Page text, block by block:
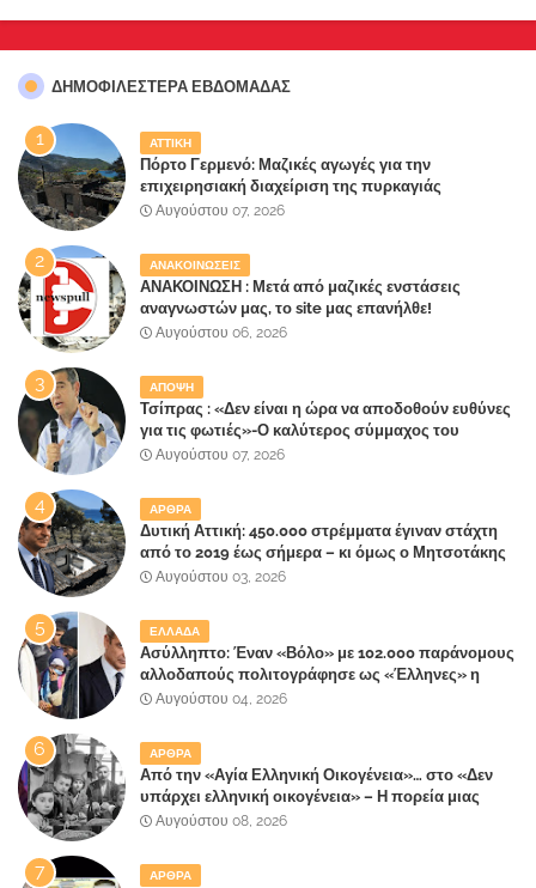
ΔΗΜΟΦΙΛΈΣΤΕΡΑ ΕΒΔΟΜΆΔΑΣ
ΑΤΤΙΚΗ
Πόρτο Γερμενό: Μαζικές αγωγές για την
επιχειρησιακή διαχείριση της πυρκαγιάς
ετοιμάζουν οι κάτοικοι!
Αυγούστου 07, 2026
ΑΝΑΚΟΙΝΩΣΕΙΣ
ΑΝΑΚΟΙΝΩΣΗ : Μετά από μαζικές ενστάσεις
αναγνωστών μας, το site μας επανήλθε!
Αυγούστου 06, 2026
ΑΠΟΨΗ
Τσίπρας : «Δεν είναι η ώρα να αποδοθούν ευθύνες
για τις φωτιές»-Ο καλύτερος σύμμαχος του
Μητσοτάκη
Αυγούστου 07, 2026
ΑΡΘΡΑ
Δυτική Αττική: 450.000 στρέμματα έγιναν στάχτη
από το 2019 έως σήμερα – κι όμως ο Μητσοτάκης
έλαβε 40% και 45% στις εκλογές του 2023,ενώ 50%
Αυγούστου 03, 2026
ΕΛΛΑΔΑ
Ασύλληπτο: Έναν «Βόλο» με 102.000 παράνομους
αλλοδαπούς πολιτογράφησε ως «Έλληνες» η
κυβέρνηση!
Αυγούστου 04, 2026
ΑΡΘΡΑ
Από την «Αγία Ελληνική Οικογένεια»… στο «Δεν
υπάρχει ελληνική οικογένεια» – Η πορεία μιας
κοινωνίας που κινδυνεύει να ξεχάσει ποια είναι
Αυγούστου 08, 2026
ΑΡΘΡΑ